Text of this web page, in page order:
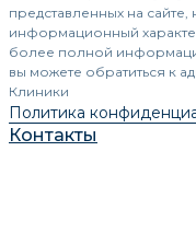
представленных на
информационный
более полной
вы можете обратиться к
Клиники
Политика
Контакты